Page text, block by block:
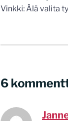
Vinkki: Älä valita
6